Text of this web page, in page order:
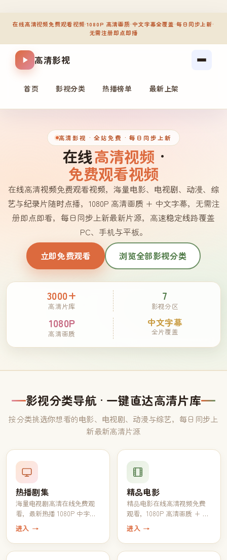
在线高清视频免费观看视频·1080P 高清画质·中文字幕全覆盖·每日同步上新·
无需注册即点即播
高清影视
首页 影视分类 热播榜单 最新上架
高清影视 · 全站免费 · 每日同步上新
在线高清视频 ·
免费观看视频
在线高清视频免费观看视频，海量电影、电视剧、动漫、综
艺与纪录片随时点播，1080P 高清画质 + 中文字幕，无需注
册即点即看，每日同步上新最新片源，高速稳定线路覆盖
PC、手机与平板。
立即免费观看 浏览全部影视分类
3000+
高清片库
7
影视分区
1080P
高清画质
中文字幕
全片覆盖
影视分类导航 · 一键直达高清片库
按分类挑选你想看的电影、电视剧、动漫与综艺，每日同步上
新最新高清片源
热播剧集
海量电视剧高清在线免费观
看，最新热播 1080P 中字完
结全集一键追完
进入 →
精品电影
精品电影在线高清视频免费
观看，1080P 高清画质 + 中
文字幕一键播放
进入 →